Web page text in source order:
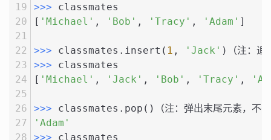
>>> classmates
[ 'Michael' , 'Bob' , 'Tracy' , 'Adam' ]
>>> classmates.insert( 1 , 'Jack' )（注：追
>>> classmates
[ 'Michael' , 'Jack' , 'Bob' , 'Tracy' ,
>>> classmates.pop()（注：弹出末尾元素，不要
'Adam'
>>> classmates